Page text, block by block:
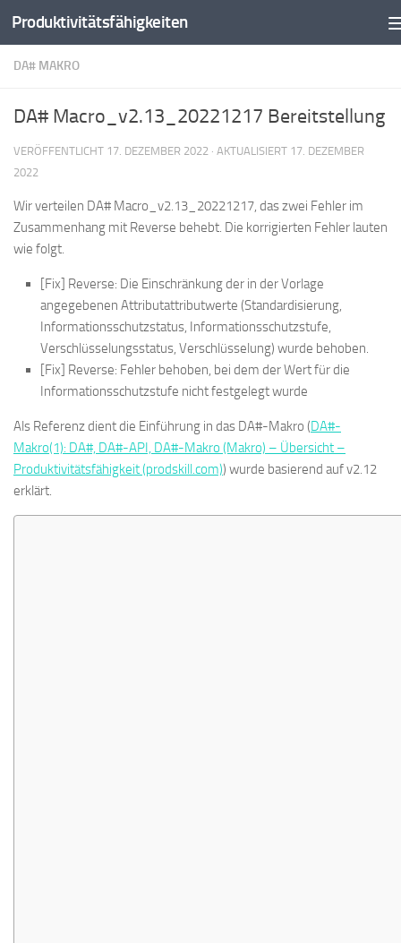
Zum Inhalt springen
Produktivitätsfähigkeiten
DA# MAKRO
DA# Macro_v2.13_20221217 Bereitstellung
VERÖFFENTLICHT 17. DEZEMBER 2022 · AKTUALISIERT 17. DEZEMBER
2022
Wir verteilen DA# Macro_v2.13_20221217, das zwei Fehler im
Zusammenhang mit Reverse behebt. Die korrigierten Fehler lauten
wie folgt.
[Fix] Reverse: Die Einschränkung der in der Vorlage
angegebenen Attributattributwerte (Standardisierung,
Informationsschutzstatus, Informationsschutzstufe,
Verschlüsselungsstatus, Verschlüsselung) wurde behoben.
[Fix] Reverse: Fehler behoben, bei dem der Wert für die
Informationsschutzstufe nicht festgelegt wurde
Als Referenz dient die Einführung in das DA#-Makro (DA#-
Makro(1): DA#, DA#-API, DA#-Makro (Makro) – Übersicht –
Produktivitätsfähigkeit (prodskill.com)) wurde basierend auf v2.12
erklärt.